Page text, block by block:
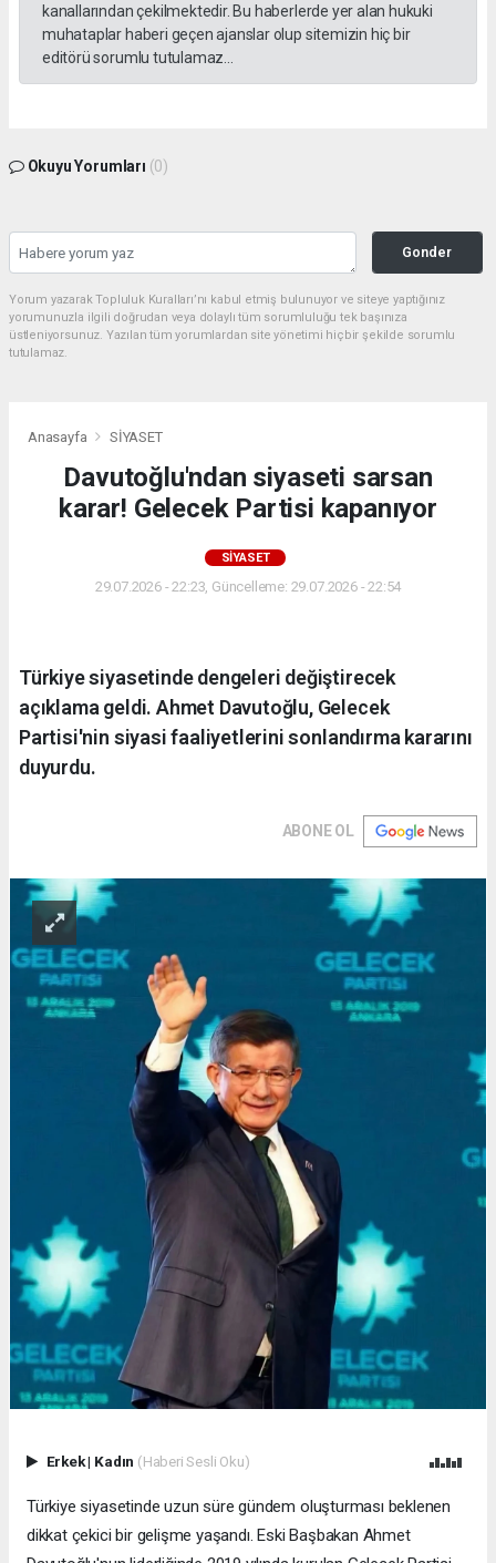
kanallarından çekilmektedir. Bu haberlerde yer alan hukuki
muhataplar haberi geçen ajanslar olup sitemizin hiç bir
editörü sorumlu tutulamaz...
Okuyu Yorumları (0)
Gonder
Yorum yazarak Topluluk Kuralları’nı kabul etmiş bulunuyor ve siteye yaptığınız
yorumunuzla ilgili doğrudan veya dolaylı tüm sorumluluğu tek başınıza
üstleniyorsunuz. Yazılan tüm yorumlardan site yönetimi hiçbir şekilde sorumlu
tutulamaz.
Anasayfa SİYASET
Davutoğlu'ndan siyaseti sarsan
karar! Gelecek Partisi kapanıyor
SİYASET
29.07.2026 - 22:23, Güncelleme: 29.07.2026 - 22:54
Türkiye siyasetinde dengeleri değiştirecek
açıklama geldi. Ahmet Davutoğlu, Gelecek
Partisi'nin siyasi faaliyetlerini sonlandırma kararını
duyurdu.
ABONE OL
Erkek| Kadın (Haberi Sesli Oku)
Türkiye siyasetinde uzun süre gündem oluşturması beklenen
dikkat çekici bir gelişme yaşandı. Eski Başbakan Ahmet